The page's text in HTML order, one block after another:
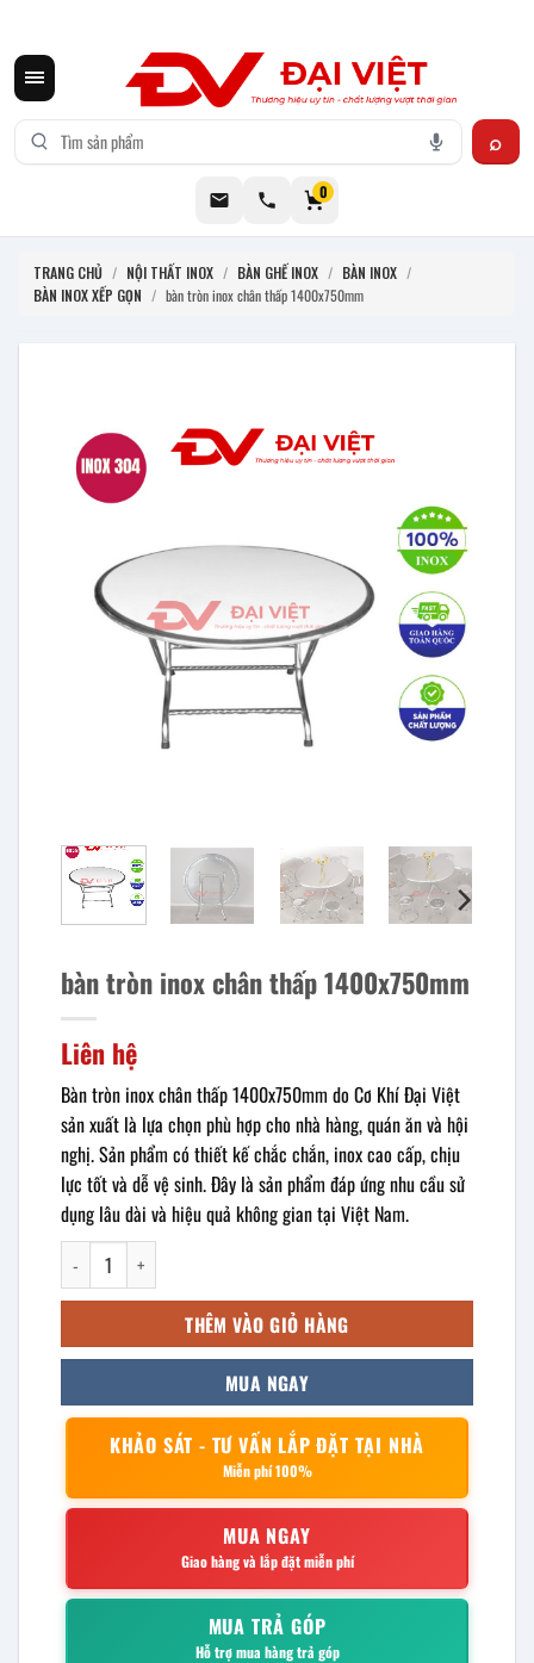
0
TRANG CHỦ / NỘI THẤT INOX / BÀN GHẾ INOX / BÀN INOX /
BÀN INOX XẾP GỌN / bàn tròn inox chân thấp 1400x750mm
bàn tròn inox chân thấp 1400x750mm
Liên hệ
Bàn tròn inox chân thấp 1400x750mm do Cơ Khí Đại Việt
sản xuất là lựa chọn phù hợp cho nhà hàng, quán ăn và hội
nghị. Sản phẩm có thiết kế chắc chắn, inox cao cấp, chịu
lực tốt và dễ vệ sinh. Đây là sản phẩm đáp ứng nhu cầu sử
dụng lâu dài và hiệu quả không gian tại Việt Nam.
bàn tròn inox chân thấp 1400x750mm số lượng
THÊM VÀO GIỎ HÀNG
MUA NGAY
KHẢO SÁT - TƯ VẤN LẮP ĐẶT TẠI NHÀ
Miễn phí 100%
MUA NGAY
Giao hàng và lắp đặt miễn phí
MUA TRẢ GÓP
Hỗ trợ mua hàng trả góp